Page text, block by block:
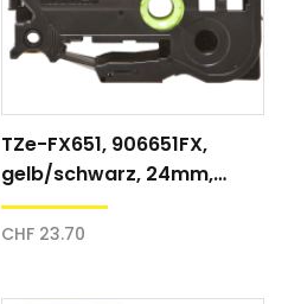
TZe-FX651, 906651FX,
gelb/schwarz, 24mm,
Schriftband
CHF 23.70